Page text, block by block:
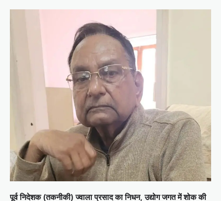
पूर्व निदेशक (तकनीकी) ज्वाला प्रसाद का निधन, उद्योग जगत में शोक की